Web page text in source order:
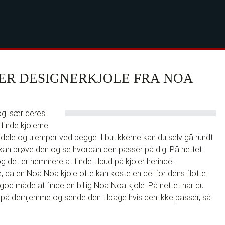
DESIGNERKJOLE FRA NOA
især deres
kjolerne
og ulemper ved begge. I butikkerne kan du selv gå rundt
prøve den og se hvordan den passer på dig. På nettet
det er nemmere at finde tilbud på kjoler herinde.
en Noa Noa kjole ofte kan koste en del for dens flotte
måde at finde en billig Noa Noa kjole. På nettet har du
derhjemme og sende den tilbage hvis den ikke passer, så